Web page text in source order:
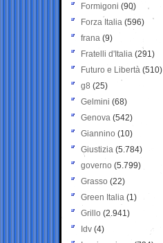
Formigoni (90)
Forza Italia (596)
frana (9)
Fratelli d'Italia (291)
Futuro e Libertà (510)
g8 (25)
Gelmini (68)
Genova (542)
Giannino (10)
Giustizia (5.784)
governo (5.799)
Grasso (22)
Green Italia (1)
Grillo (2.941)
Idv (4)